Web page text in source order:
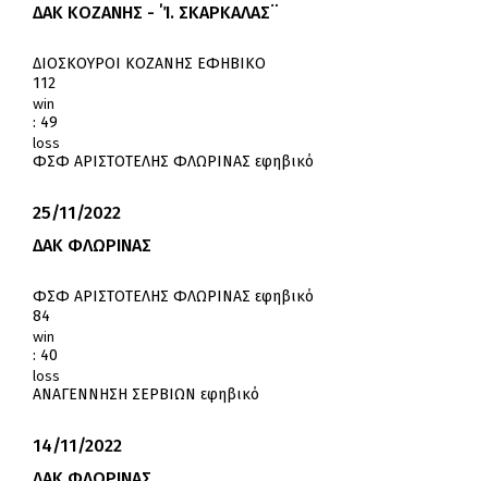
ΔΑΚ ΚΟΖΑΝΗΣ - ΄Ί. ΣΚΑΡΚΑΛΑΣ¨
ΔΙΟΣΚΟΥΡΟΙ ΚΟΖΑΝΗΣ ΕΦΗΒΙΚΟ
112
win
: 49
loss
ΦΣΦ ΑΡΙΣΤΟΤΕΛΗΣ ΦΛΩΡΙΝΑΣ εφηβικό
25/11/2022
ΔΑΚ ΦΛΩΡΙΝΑΣ
ΦΣΦ ΑΡΙΣΤΟΤΕΛΗΣ ΦΛΩΡΙΝΑΣ εφηβικό
84
win
: 40
loss
ΑΝΑΓΕΝΝΗΣΗ ΣΕΡΒΙΩΝ εφηβικό
14/11/2022